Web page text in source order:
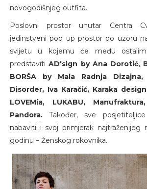
novogodišnjeg outfita.
Poslovni prostor unutar Centra
jedinstveni pop up prostor po uzoru
svijetu u kojemu će među
predstavitiAD'sign by Ana Dorotić,
BORŠA by Mala Radnja Dizajna,
Disorder, Iva Karačić, Karaka
LOVEMia, LUKABU,
Pandora. Također, sve
nabaviti i svoj primjerak najtraženijeg
godinu – Ženskog rokovnika.